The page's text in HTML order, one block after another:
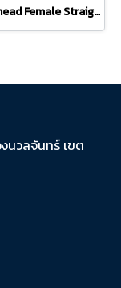
PMF Bulkhead Female Straight (ต่อตรงยึดตู้ เกลียวใน)
นวลจันทร์​ เขต​